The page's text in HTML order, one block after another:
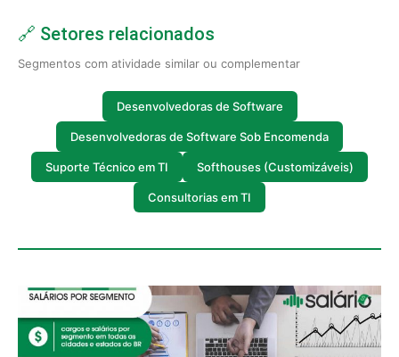
🔗 Setores relacionados
Segmentos com atividade similar ou complementar
Desenvolvedoras de Software
Desenvolvedoras de Software Sob Encomenda
Suporte Técnico em TI Softhouses (Customizáveis)
Consultorias em TI